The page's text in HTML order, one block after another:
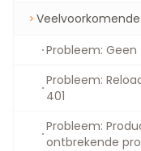
Probleem:
Probleem:
401
Probleem:
ontbrekende